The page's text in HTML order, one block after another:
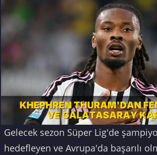
Gelecek sezon Süper Lig'de
hedefleyen ve Avrupa'da başarılı